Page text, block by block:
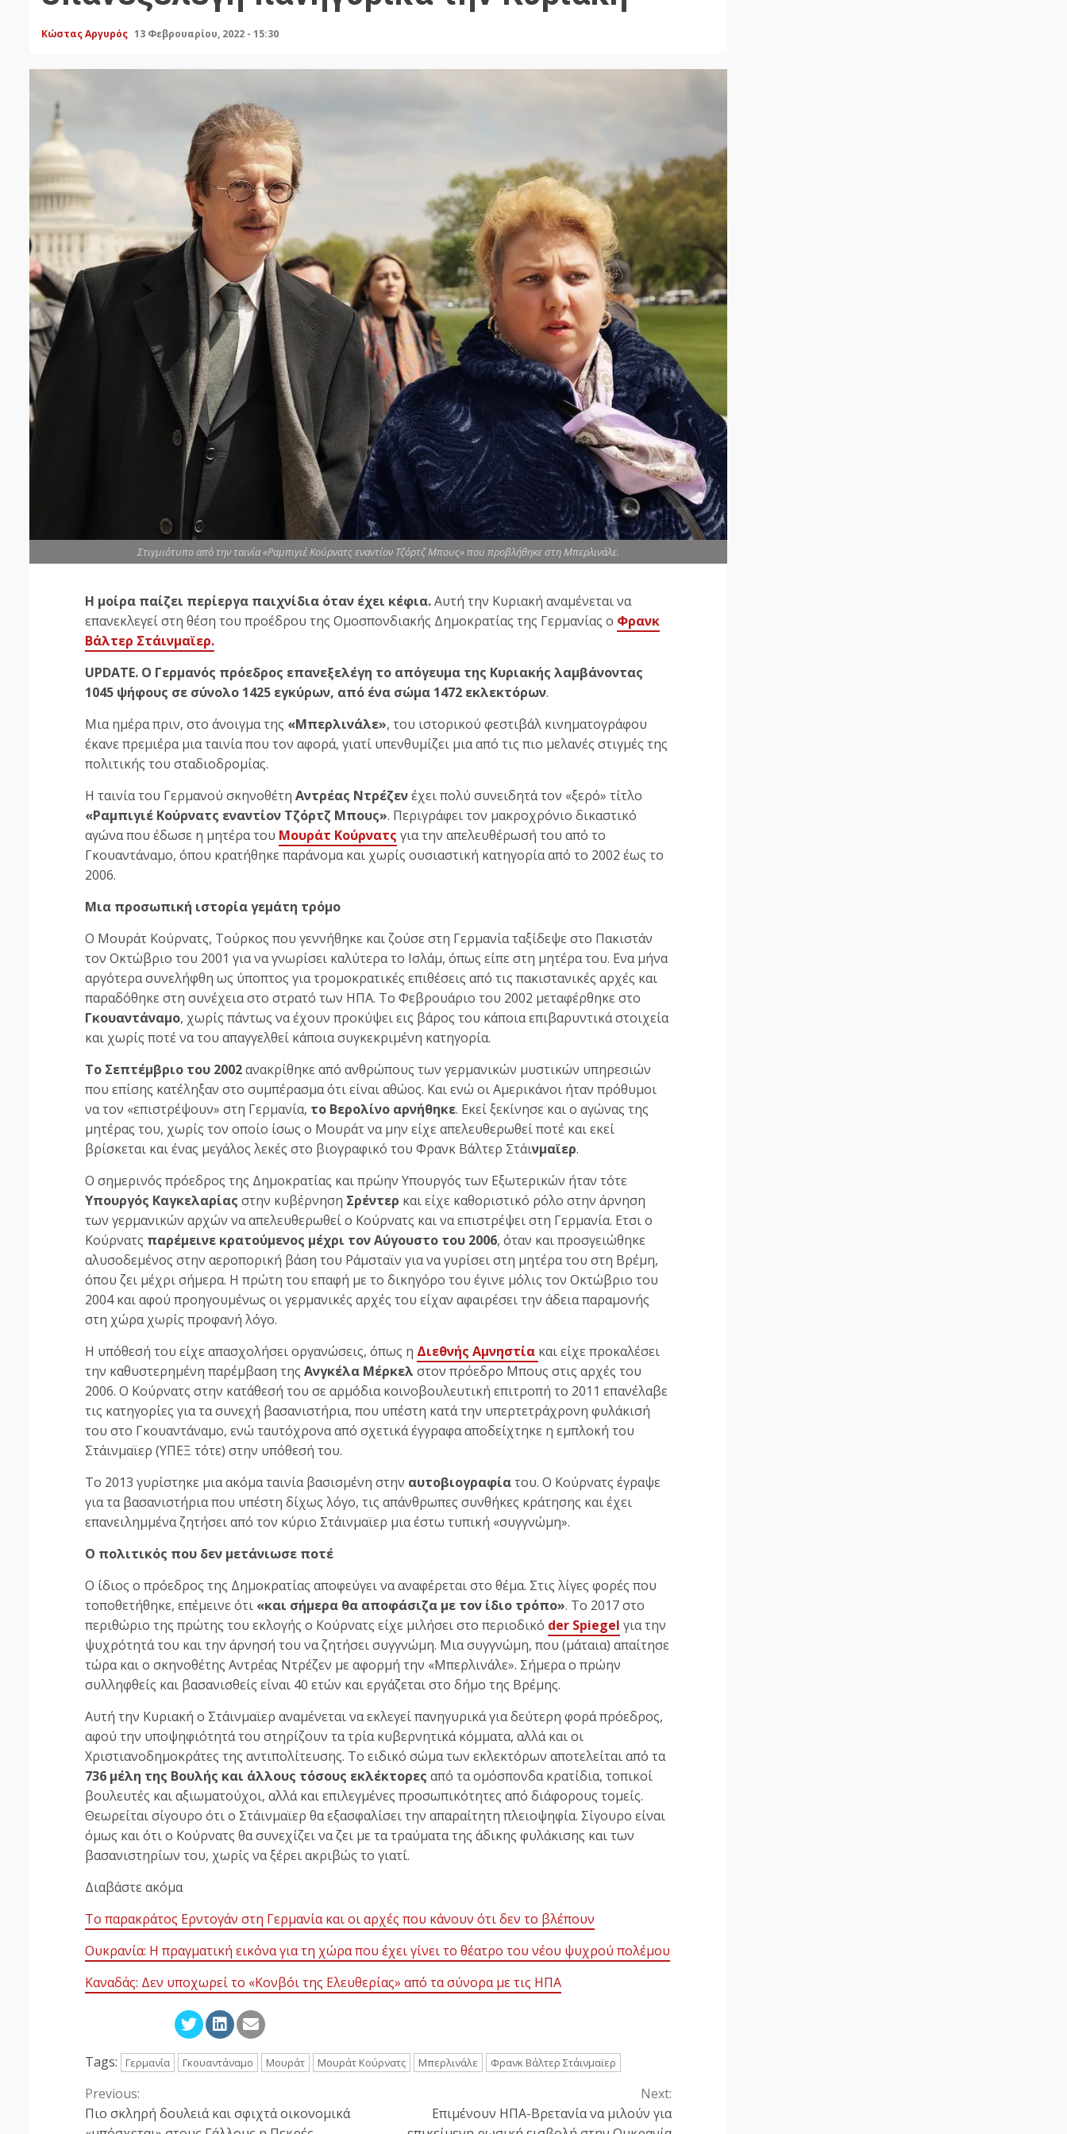
Κώστας Αργυρός 13 Φεβρουαρίου, 2022 - 15:30
Στιγμιότυπο από την ταινία «Ραμπιγιέ Κούρνατς εναντίον Τζόρτζ Μπους» που προβλήθηκε στη Μπερλινάλε.
Η μοίρα παίζει περίεργα παιχνίδια όταν έχει κέφια.Αυτή την Κυριακή αναμένεται να
επανεκλεγεί στη θέση του προέδρου της Ομοσπονδιακής Δημοκρατίας της Γερμανίας ο Φρανκ
Βάλτερ Στάινμαϊερ.
UPDATE. O Γερμανός πρόεδρος επανεξελέγη το απόγευμα της Κυριακής λαμβάνοντας
1045 ψήφους σε σύνολο 1425 εγκύρων, από ένα σώμα 1472 εκλεκτόρων.
Μια ημέρα πριν, στο άνοιγμα της «Μπερλινάλε», του ιστορικού φεστιβάλ κινηματογράφου
έκανε πρεμιέρα μια ταινία που τον αφορά, γιατί υπενθυμίζει μια από τις πιο μελανές στιγμές της
πολιτικής του σταδιοδρομίας.
Η ταινία του Γερμανού σκηνοθέτη Αντρέας Ντρέζενέχει πολύ συνειδητά τον «ξερό» τίτλο
«Ραμπιγιέ Κούρνατς εναντίον Τζόρτζ Μπους». Περιγράφει τον μακροχρόνιο δικαστικό
αγώνα που έδωσε η μητέρα του Μουράτ Κούρνατς για την απελευθέρωσή του από το
Γκουαντάναμο, όπου κρατήθηκε παράνομα και χωρίς ουσιαστική κατηγορία από το 2002 έως το
2006.
Μια προσωπική ιστορία γεμάτη τρόμο
Ο Μουράτ Κούρνατς, Τούρκος που γεννήθηκε και ζούσε στη Γερμανία ταξίδεψε στο Πακιστάν
τον Οκτώβριο του 2001 για να γνωρίσει καλύτερα το Ισλάμ, όπως είπε στη μητέρα του. Ενα μήνα
αργότερα συνελήφθη ως ύποπτος για τρομοκρατικές επιθέσεις από τις πακιστανικές αρχές και
παραδόθηκε στη συνέχεια στο στρατό των ΗΠΑ. Το Φεβρουάριο του 2002 μεταφέρθηκε στο
Γκουαντάναμο, χωρίς πάντως να έχουν προκύψει εις βάρος του κάποια επιβαρυντικά στοιχεία
και χωρίς ποτέ να του απαγγελθεί κάποια συγκεκριμένη κατηγορία.
Το Σεπτέμβριο του 2002ανακρίθηκε από ανθρώπους των γερμανικών μυστικών υπηρεσιών
που επίσης κατέληξαν στο συμπέρασμα ότι είναι αθώος. Και ενώ οι Αμερικάνοι ήταν πρόθυμοι
να τον «επιστρέψουν» στη Γερμανία, το Βερολίνο αρνήθηκε. Εκεί ξεκίνησε και ο αγώνας της
μητέρας του, χωρίς τον οποίο ίσως ο Μουράτ να μην είχε απελευθερωθεί ποτέ και εκεί
βρίσκεται και ένας μεγάλος λεκές στο βιογραφικό του Φρανκ Βάλτερ Στάινμαϊερ.
Ο σημερινός πρόεδρος της Δημοκρατίας και πρώην Υπουργός των Εξωτερικών ήταν τότε
Υπουργός Καγκελαρίας στην κυβέρνηση Σρέντερ και είχε καθοριστικό ρόλο στην άρνηση
των γερμανικών αρχών να απελευθερωθεί ο Κούρνατς και να επιστρέψει στη Γερμανία. Ετσι ο
Κούρνατς παρέμεινε κρατούμενος μέχρι τον Αύγουστο του 2006, όταν και προσγειώθηκε
αλυσοδεμένος στην αεροπορική βάση του Ράμσταϊν για να γυρίσει στη μητέρα του στη Βρέμη,
όπου ζει μέχρι σήμερα. Η πρώτη του επαφή με το δικηγόρο του έγινε μόλις τον Οκτώβριο του
2004 και αφού προηγουμένως οι γερμανικές αρχές του είχαν αφαιρέσει την άδεια παραμονής
στη χώρα χωρίς προφανή λόγο.
Η υπόθεσή του είχε απασχολήσει οργανώσεις, όπως η Διεθνής Αμνηστία και είχε προκαλέσει
την καθυστερημένη παρέμβαση της Ανγκέλα Μέρκελ στον πρόεδρο Μπους στις αρχές του
2006. Ο Κούρνατς στην κατάθεσή του σε αρμόδια κοινοβουλευτική επιτροπή το 2011 επανέλαβε
τις κατηγορίες για τα συνεχή βασανιστήρια, που υπέστη κατά την υπερτετράχρονη φυλάκισή
του στο Γκουαντάναμο, ενώ ταυτόχρονα από σχετικά έγγραφα αποδείχτηκε η εμπλοκή του
Στάινμαϊερ (ΥΠΕΞ τότε) στην υπόθεσή του.
Το 2013 γυρίστηκε μια ακόμα ταινία βασισμένη στην αυτοβιογραφίατου. Ο Κούρνατς έγραψε
για τα βασανιστήρια που υπέστη δίχως λόγο, τις απάνθρωπες συνθήκες κράτησης και έχει
επανειλημμένα ζητήσει από τον κύριο Στάινμαϊερ μια έστω τυπική «συγγνώμη».
Ο πολιτικός που δεν μετάνιωσε ποτέ
Ο ίδιος ο πρόεδρος της Δημοκρατίας αποφεύγει να αναφέρεται στο θέμα. Στις λίγες φορές που
τοποθετήθηκε, επέμεινε ότι «και σήμερα θα αποφάσιζα με τον ίδιο τρόπο». Το 2017 στο
περιθώριο της πρώτης του εκλογής ο Κούρνατς είχε μιλήσει στο περιοδικό der Spiegel για την
ψυχρότητά του και την άρνησή του να ζητήσει συγγνώμη. Μια συγγνώμη, που (μάταια) απαίτησε
τώρα και ο σκηνοθέτης Αντρέας Ντρέζεν με αφορμή την «Μπερλινάλε». Σήμερα ο πρώην
συλληφθείς και βασανισθείς είναι 40 ετών και εργάζεται στο δήμο της Βρέμης.
Αυτή την Κυριακή ο Στάινμαϊερ αναμένεται να εκλεγεί πανηγυρικά για δεύτερη φορά πρόεδρος,
αφού την υποψηφιότητά του στηρίζουν τα τρία κυβερνητικά κόμματα, αλλά και οι
Χριστιανοδημοκράτες της αντιπολίτευσης. Το ειδικό σώμα των εκλεκτόρων αποτελείται από τα
736 μέλη της Βουλής και άλλους τόσους εκλέκτορες από τα ομόσπονδα κρατίδια, τοπικοί
βουλευτές και αξιωματούχοι, αλλά και επιλεγμένες προσωπικότητες από διάφορους τομείς.
Θεωρείται σίγουρο ότι ο Στάινμαϊερ θα εξασφαλίσει την απαραίτητη πλειοψηφία. Σίγουρο είναι
όμως και ότι ο Κούρνατς θα συνεχίζει να ζει με τα τραύματα της άδικης φυλάκισης και των
βασανιστηρίων του, χωρίς να ξέρει ακριβώς το γιατί.
Διαβάστε ακόμα
Το παρακράτος Ερντογάν στη Γερμανία και οι αρχές που κάνουν ότι δεν το βλέπουν
Ουκρανία: Η πραγματική εικόνα για τη χώρα που έχει γίνει το θέατρο του νέου ψυχρού πολέμου
Καναδάς: Δεν υποχωρεί το «Κονβόι της Ελευθερίας» από τα σύνορα με τις ΗΠΑ
Tags: Γερμανία Γκουαντάναμο Μουράτ Μουράτ Κούρνατς Μπερλινάλε Φρανκ Βάλτερ Στάινμαϊερ
Continue
Previous:
Πιο σκληρή δουλειά και σφιχτά οικονομικά
Next:
Επιμένουν ΗΠΑ-Βρετανία να μιλούν για